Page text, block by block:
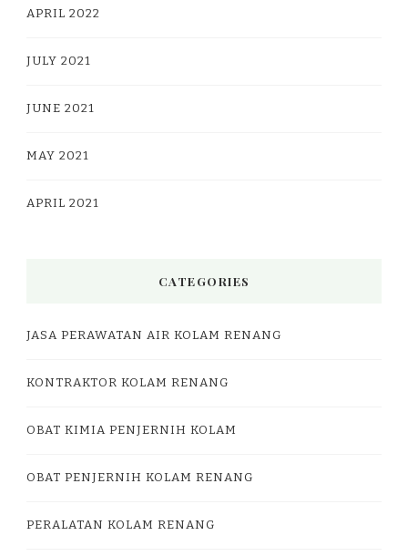
APRIL 2022
JULY 2021
JUNE 2021
MAY 2021
APRIL 2021
CATEGORIES
JASA PERAWATAN AIR KOLAM RENANG
KONTRAKTOR KOLAM RENANG
OBAT KIMIA PENJERNIH KOLAM
OBAT PENJERNIH KOLAM RENANG
PERALATAN KOLAM RENANG